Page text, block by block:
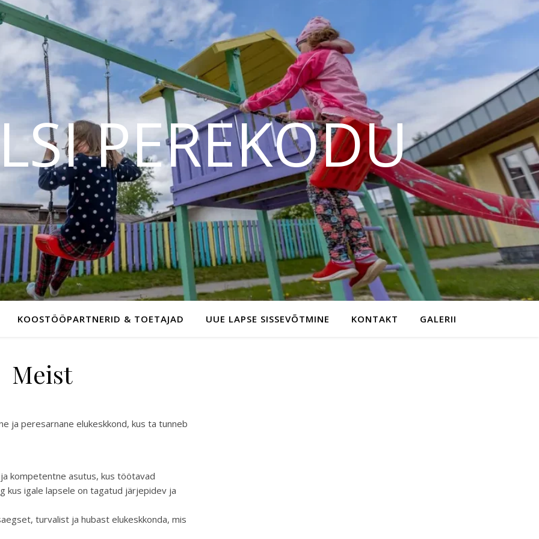
PEREKODU
KOOSTÖÖPARTNERID & TOETAJAD UUE LAPSE SISSEVÕTMINE KONTAKT GALERII
Meist
ja peresarnane elukeskkond, kus ta tunneb
kompetentne asutus, kus töötavad
kus igale lapsele on tagatud järjepidev ja
turvalist ja hubast elukeskkonda, mis